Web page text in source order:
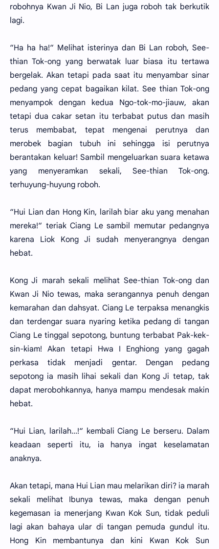
robohnya Kwan Ji Nio, Bi Lan juga roboh tak berkutik
lagi.
“Ha ha ha!“ Melihat isterinya dan Bi Lan roboh, See-
thian Tok-ong yang berwatak luar biasa itu tertawa
bergelak. Akan tetapi pada saat itu menyambar sinar
pedang yang cepat bagaikan kilat. See thian Tok-ong
menyampok dengan kedua Ngo-tok-mo-jiauw, akan
tetapi dua cakar setan itu terbabat putus dan masih
terus membabat, tepat mengenai perutnya dan
merobek bagian tubuh ini sehingga isi perutnya
berantakan keluar! Sambil mengeluarkan suara ketawa
yang menyeramkan sekali, See-thian Tok-ong.
terhuyung-huyung roboh.
“Hui Lian dan Hong Kin, larilah biar aku yang menahan
mereka!“ teriak Ciang Le sambil memutar pedangnya
karena Liok Kong Ji sudah menyerangnya dengan
hebat.
Kong Ji marah sekali melihat See-thian Tok-ong dan
Kwan Ji Nio tewas, maka serangannya penuh dengan
kemarahan dan dahsyat. Ciang Le terpaksa menangkis
dan terdengar suara nyaring ketika pedang di tangan
Ciang Le tinggal sepotong, buntung terbabat Pak-kek-
sin-kiam! Akan tetapi Hwa I Enghiong yang gagah
perkasa tidak menjadi gentar. Dengan pedang
sepotong ia masih lihai sekali dan Kong Ji tetap, tak
dapat merobohkannya, hanya mampu mendesak makin
hebat.
“Hui Lian, larilah...!“ kembali Ciang Le berseru. Dalam
keadaan seperti itu, ia hanya ingat keselamatan
anaknya.
Akan tetapi, mana Hui Lian mau melarikan diri? ia marah
sekali melihat Ibunya tewas, maka dengan penuh
kegemasan ia menerjang Kwan Kok Sun, tidak peduli
lagi akan bahaya ular di tangan pemuda gundul itu.
Hong Kin membantunya dan kini Kwan Kok Sun